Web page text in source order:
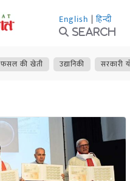
English | हिन्दी
Search
फसल की खेती उद्यानिकी सरकारी